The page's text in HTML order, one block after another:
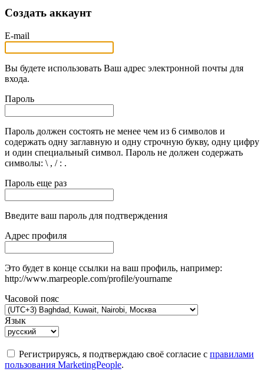
Создать аккаунт
E-mail
Вы будете использовать Ваш адрес электронной почты для
входа.
Пароль
Пароль должен состоять не менее чем из 6 символов и
содержать одну заглавную и одну строчную букву, одну цифру
и один специальный символ. Пароль не должен содержать
символы: \ , / : .
Пароль еще раз
Введите ваш пароль для подтверждения
Адрес профиля
Это будет в конце ссылки на ваш профиль, например:
http://www.marpeople.com/profile/yourname
Часовой пояс
Язык
Регистрируясь, я подтверждаю своё согласие с правилами
пользования MarketingPeople.